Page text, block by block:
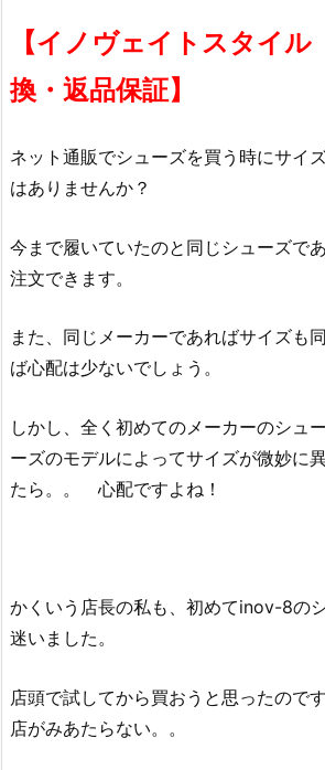
【イノヴェイトスタイ
換・返品保証】
ネット通販でシューズを買う時にサイ
はありませんか？
今まで履いていたのと同じシューズで
注文できます。
また、同じメーカーであればサイズも
ば心配は少ないでしょう。
しかし、全く初めてのメーカーのシュ
ーズのモデルによってサイズが微妙に
たら。。 心配ですよね！
かくいう店長の私も、初めてinov-8の
迷いました。
店頭で試してから買おうと思ったので
店がみあたらない。。